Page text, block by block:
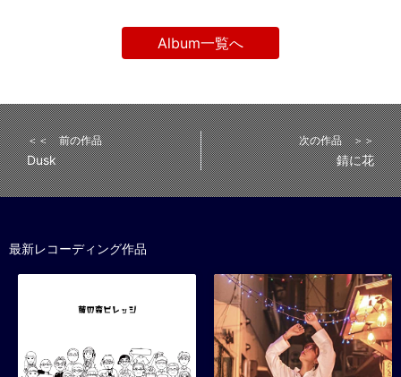
Album一覧へ
＜＜ 前の作品
Dusk
次の作品 ＞＞
錆に花
最新レコーディング作品